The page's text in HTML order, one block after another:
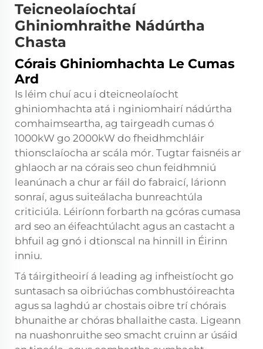
Teicneolaíochtaí
Ghiniomhraithe Nádúrtha
Chasta
Córais Ghiniomhachta Le Cumas
Ard
Is léim chuí acu i dteicneolaíocht
ghiniomhachta atá i nginiomhairí nádúrtha
comhaimseartha, ag tairgeadh cumas ó
1000kW go 2000kW do fheidhmchláir
thionsclaíocha ar scála mór. Tugtar faisnéis ar
ghlaoch ar na córais seo chun feidhmniú
leanúnach a chur ar fáil do fabraicí, lárionn
sonraí, agus suiteálacha bunreachtúla
criticiúla. Léiríonn forbarth na gcóras cumasa
ard seo an éifeachtúlacht agus an castacht a
bhfuil ag gnó i dtionscal na hinnill in Éirinn
inniu.
Tá táirgitheoirí á leading ag infheistíocht go
suntasach sa oibriúchas combhustóireachta
agus sa laghdú ar chostais oibre trí chórais
bhunaithe ar chóras bhallaithe casta. Ligeann
na nuashonruithe seo smacht cruinn ar úsáid